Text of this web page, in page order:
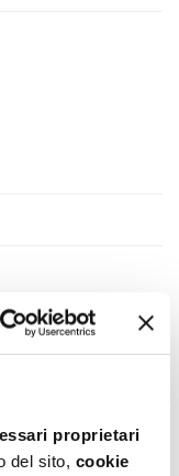
proprietari
del sito, cookie